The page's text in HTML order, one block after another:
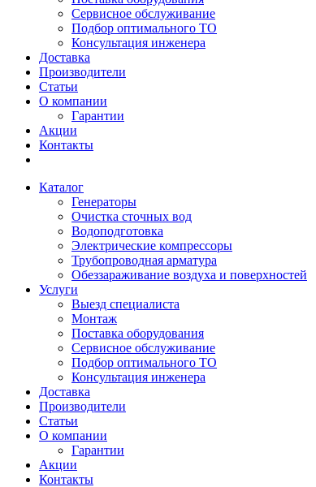
Сервисное обслуживание
Подбор оптимального ТО
Консультация инженера
Доставка
Производители
Статьи
О компании
Гарантии
Акции
Контакты
Каталог
Генераторы
Очистка сточных вод
Водоподготовка
Электрические компрессоры
Трубопроводная арматура
Обеззараживание воздуха и поверхностей
Услуги
Выезд специалиста
Монтаж
Поставка оборудования
Сервисное обслуживание
Подбор оптимального ТО
Консультация инженера
Доставка
Производители
Статьи
О компании
Гарантии
Акции
Контакты